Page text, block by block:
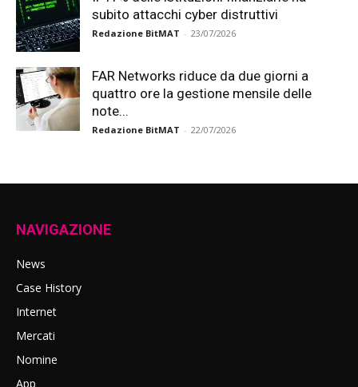
subito attacchi cyber distruttivi
Redazione BitMAT - 23/07/2026
FAR Networks riduce da due giorni a
quattro ore la gestione mensile delle
note...
Redazione BitMAT - 22/07/2026
NAVIGAZIONE
News
Case History
Internet
Mercati
Nomine
App